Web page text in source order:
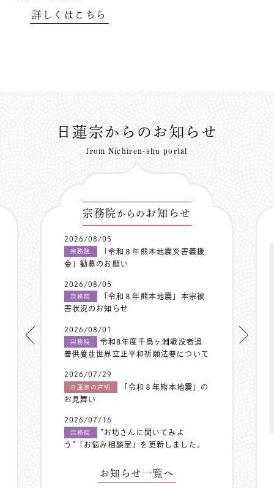
詳しくはこちら
日蓮宗からのお知らせ
from Nichiren-shu portal
宗務院 からの お知らせ
2026/08/05
宗務院
「令和８年熊本地震災害義援
金」勧募のお願い
2026/08/05
宗務院
「令和８年熊本地震」本宗被
害状況のお知らせ
2026/08/01
宗務院
令和8年度千鳥ヶ淵戦没者追
善供養並世界立正平和祈願法要について
2026/07/29
日蓮宗の声明
「令和８年熊本地震」の
お見舞い
2026/07/16
宗務院
”お坊さんに聞いてみよ
う”「お悩み相談室」を更新しました。
お知らせ一覧へ